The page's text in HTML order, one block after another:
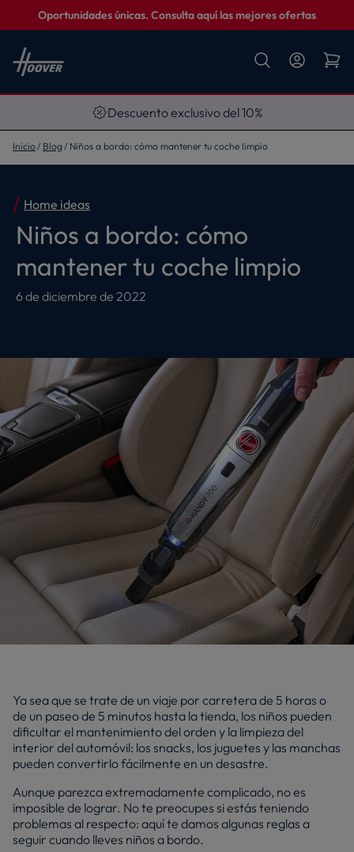
Oportunidades únicas. Consulta aquí las mejores ofertas
Descuento exclusivo del 10%
Inicio Blog Niños a bordo: cómo mantener tu coche limpio
Home ideas
Niños a bordo: cómo
mantener tu coche limpio
6 de diciembre de 2022
Ya sea que se trate de un viaje por carretera de 5 horas o
de un paseo de 5 minutos hasta la tienda, los niños pueden
dificultar el mantenimiento del orden y la limpieza del
interior del automóvil: los snacks, los juguetes y las manchas
pueden convertirlo fácilmente en un desastre.
Aunque parezca extremadamente complicado, no es
imposible de lograr. No te preocupes si estás teniendo
problemas al respecto: aquí te damos algunas reglas a
seguir cuando lleves niños a bordo.